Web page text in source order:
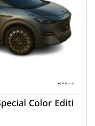
Color Editi